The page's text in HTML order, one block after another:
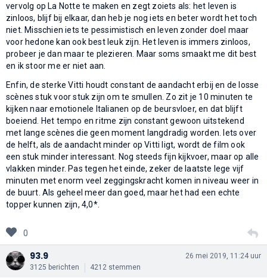
vervolg op La Notte te maken en zegt zoiets als: het leven is
zinloos, blijf bij elkaar, dan heb je nog iets en beter wordt het toch
niet. Misschien iets te pessimistisch en leven zonder doel maar
voor hedone kan ook best leuk zijn. Het leven is immers zinloos,
probeer je dan maar te plezieren. Maar soms smaakt me dit best
en ik stoor me er niet aan.
Enfin, de sterke Vitti houdt constant de aandacht erbij en de losse
scènes stuk voor stuk zijn om te smullen. Zo zit je 10 minuten te
kijken naar emotionele Italianen op de beursvloer, en dat blijft
boeiend. Het tempo en ritme zijn constant gewoon uitstekend
met lange scènes die geen moment langdradig worden. Iets over
de helft, als de aandacht minder op Vitti ligt, wordt de film ook
een stuk minder interessant. Nog steeds fijn kijkvoer, maar op alle
vlakken minder. Pas tegen het einde, zeker de laatste lege vijf
minuten met enorm veel zeggingskracht komen in niveau weer in
de buurt. Als geheel meer dan goed, maar het had een echte
topper kunnen zijn, 4,0*.
0
93.9
3125 berichten 4212 stemmen
26 mei 2019, 11:24 uur